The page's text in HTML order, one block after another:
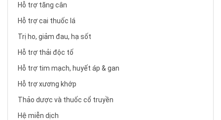
Hỗ trợ tăng cân
Hỗ trợ cai thuốc lá
Trị ho, giảm đau, hạ sốt
Hỗ trợ thải độc tố
Hỗ trợ tim mạch, huyết áp & gan
Hỗ trợ xương khớp
Thảo dược và thuốc cổ truyền
Hệ miễn dịch